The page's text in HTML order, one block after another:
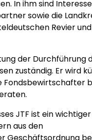
In ihm sind
sowie die
Revier
der Durchführung
zuständig. Er wird
JTF ist ein
aus den